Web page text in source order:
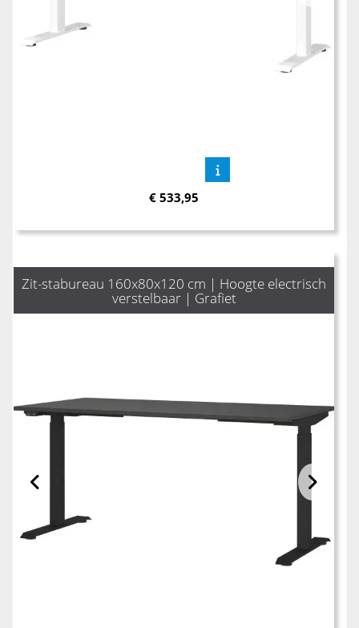
€ 533,95
Zit-stabureau 160x80x120 cm | Hoogte electrisch
verstelbaar | Grafiet